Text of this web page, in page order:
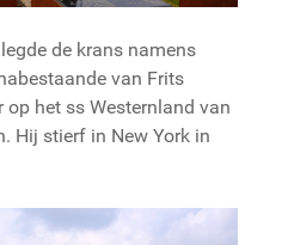
de krans namens
van Frits
op het ss Westernland van
Hij stierf in New York in